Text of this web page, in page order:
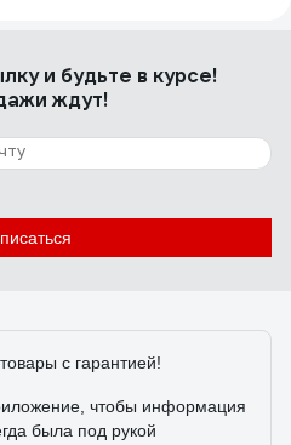
и будьте в курсе!
ждут!
с гарантией!
чтобы информация
была под рукой